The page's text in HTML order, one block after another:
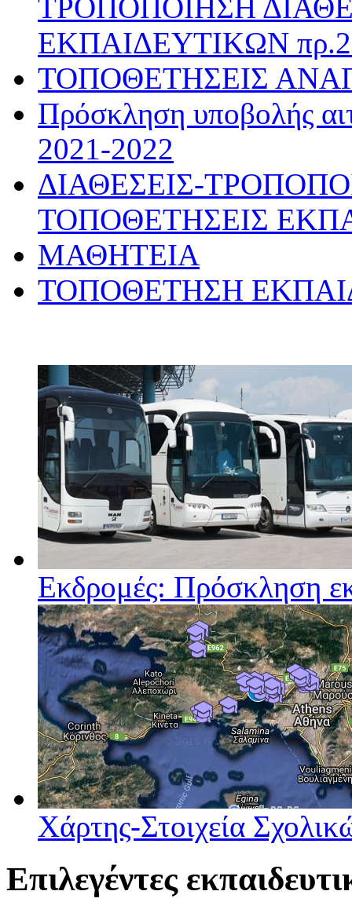
ΤΡΟΠΟΠΟΙΗΣΗ
ΕΚΠΑΙΔΕΥΤΙΚΩΝ
ΤΟΠΟΘΕΤΗΣΕΙΣ
Πρόσκληση υποβολής
2021-2022
ΔΙΑΘΕΣΕΙΣ-
ΤΟΠΟΘΕΤΗΣΕΙΣ
ΜΑΘΗΤΕΙΑ
ΤΟΠΟΘΕΤΗΣΗ
Εκδρομές: Πρόσκληση
Χάρτης-Στοιχεία
Επιλεγέντες